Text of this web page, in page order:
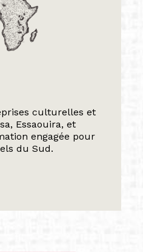
culturelles et
Essaouira, et
engagée pour
du Sud.